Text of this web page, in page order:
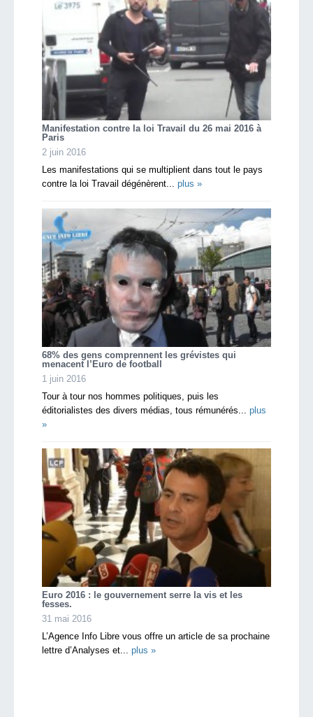
Manifestation contre la loi Travail du 26 mai 2016 à
Paris
2 juin 2016
Les manifestations qui se multiplient dans tout le pays
contre la loi Travail dégénèrent... plus »
68% des gens comprennent les grévistes qui
menacent l’Euro de football
1 juin 2016
Tour à tour nos hommes politiques, puis les
éditorialistes des divers médias, tous rémunérés... plus
»
Euro 2016 : le gouvernement serre la vis et les
fesses.
31 mai 2016
L’Agence Info Libre vous offre un article de sa prochaine
lettre d’Analyses et... plus »